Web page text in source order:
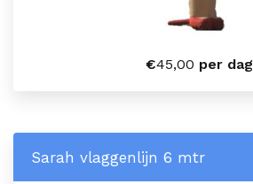
€45,00 per dag
Sarah vlaggenlijn 6 mtr